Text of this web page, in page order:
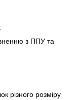
з ППУ та
різного розміру